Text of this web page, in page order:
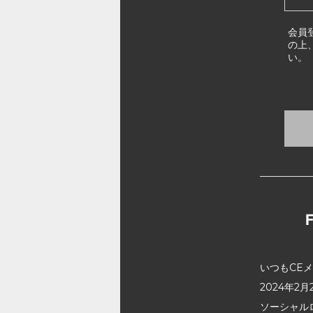
会員
の上
い。
いつもCE
2024年2月
ソーシャ